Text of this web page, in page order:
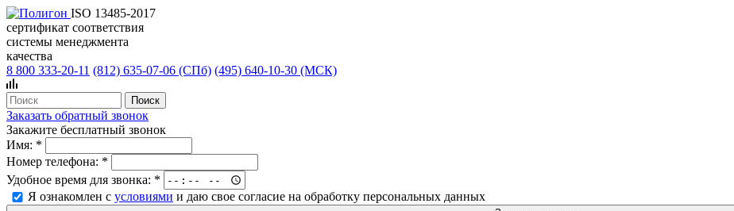
ISO 13485-2017
сертификат соответствия
системы менеджмента
качества
8 800 333-20-11 (812) 635-07-06 (СПб) (495) 640-10-30 (МСК)
Заказать обратный звонок
Закажите бесплатный звонок
Имя: *
Номер телефона: *
Удобное время для звонка: *
Я ознакомлен с условиями и даю свое согласие на обработку персональных данных